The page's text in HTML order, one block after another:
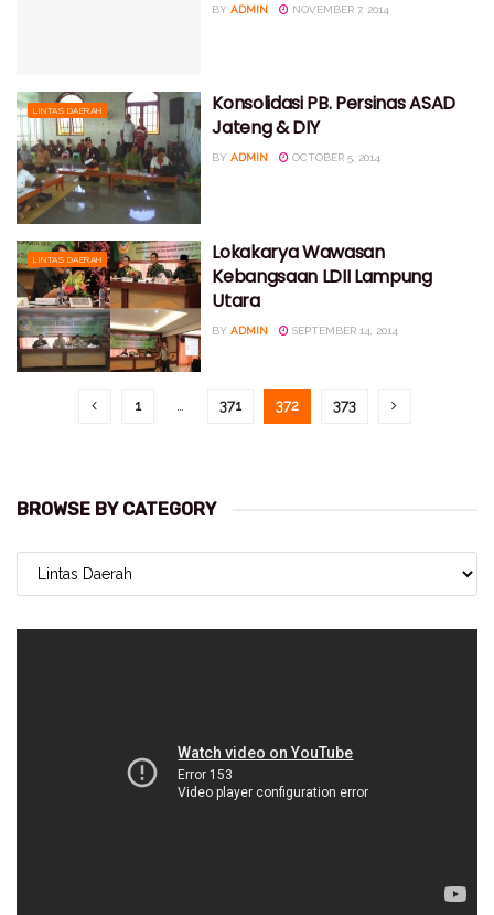
BY ADMIN NOVEMBER 7, 2014
LINTAS DAERAH
Konsolidasi PB. Persinas ASAD
Jateng & DIY
BY ADMIN OCTOBER 5, 2014
LINTAS DAERAH
Lokakarya Wawasan
Kebangsaan LDII Lampung
Utara
BY ADMIN SEPTEMBER 14, 2014
1 … 371 372 373
BROWSE BY CATEGORY
BROWSE